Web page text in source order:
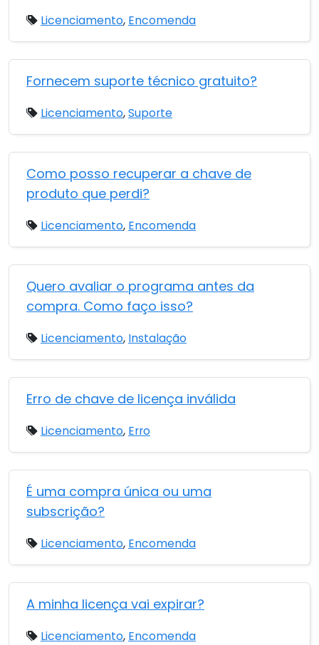
Licenciamento, Encomenda
Fornecem suporte técnico gratuito?
Licenciamento,Suporte
Como posso recuperar a chave de
produto que perdi?
Licenciamento, Encomenda
Quero avaliar o programa antes da
compra. Como faço isso?
Licenciamento, Instalação
Erro de chave de licença inválida
Licenciamento, Erro
É uma compra única ou uma
subscrição?
Licenciamento, Encomenda
A minha licença vai expirar?
Licenciamento, Encomenda